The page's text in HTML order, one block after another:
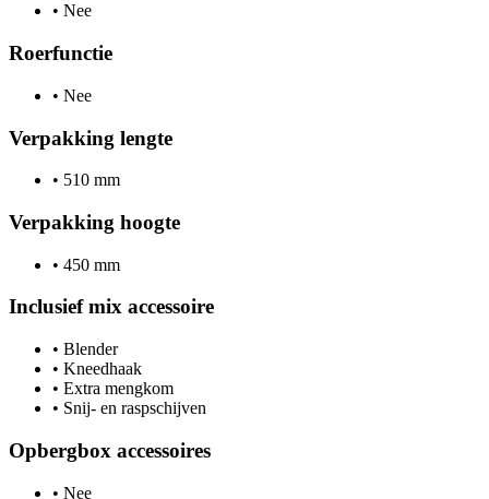
• Nee
Roerfunctie
• Nee
Verpakking lengte
• 510 mm
Verpakking hoogte
• 450 mm
Inclusief mix accessoire
• Blender
• Kneedhaak
• Extra mengkom
• Snij- en raspschijven
Opbergbox accessoires
• Nee